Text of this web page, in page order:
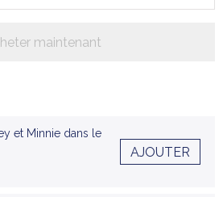
maintenant
et Minnie dans le
AJOUTER